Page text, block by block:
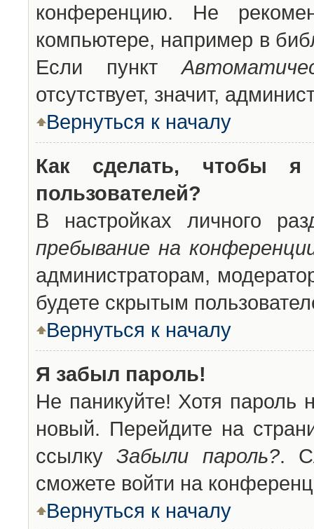
конференцию. Не
компьютере, например в
Если пункт
отсутствует, значит,
Вернуться к началу
Как сделать, чтобы
пользователей?
В настройках личного
пребывание на
администраторам,
будете скрытым
Вернуться к началу
Я забыл пароль!
Не паникуйте! Хотя пароль
новый. Перейдите на
ссылкуЗабыли пароль?.
сможете войти на
Вернуться к началу